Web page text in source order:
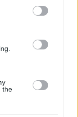
the